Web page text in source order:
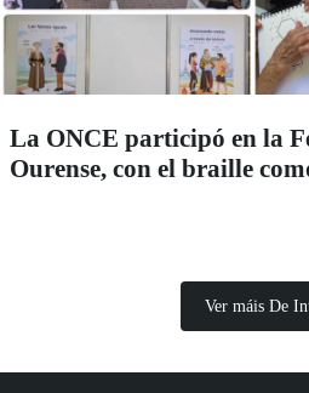
La ONCE participó en la
Ourense, con el braille
Ver máis De